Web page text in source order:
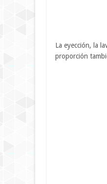
La eyección, la
proporción